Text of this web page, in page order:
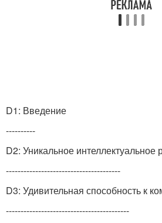
D1: Введение
----------
D2: Уникальное интеллектуальное
---------------------------------------
D3: Удивительная способность к
------------------------------------------